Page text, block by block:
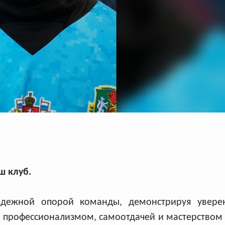
Архив
Max
клуб.
опорой команды, демонстрируя
самоотдачей и мастерством